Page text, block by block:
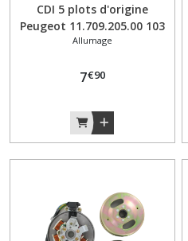
CDI 5 plots d'origine
Peugeot 11.709.205.00 103
Ludix Trekker 6V/12V
Allumage
7€90